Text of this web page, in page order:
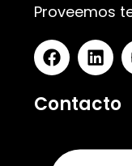
Proveemos
Contacto